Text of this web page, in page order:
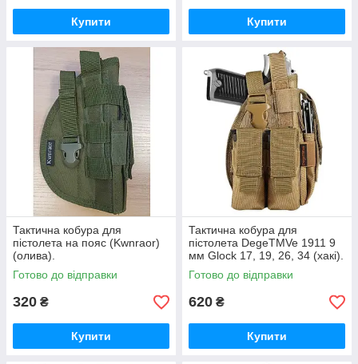
Купити Купити
Тактична кобура для
пістолета на пояс (Kwnraor)
(олива).
Готово до відправки
320 ₴
Купити
Тактична кобура для
пістолета DegeTMVe 1911 9
мм Glock 17, 19, 26, 34 (хакі).
Готово до відправки
620 ₴
Купити